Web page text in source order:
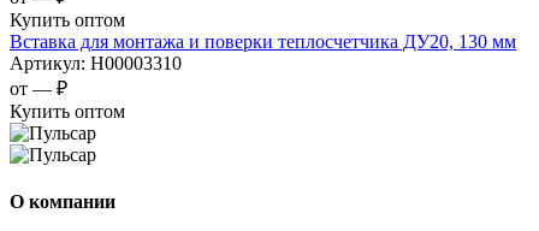
Купить оптом
Вставка для монтажа и поверки теплосчетчика ДУ20, 130 мм
Артикул: Н00003310
от — ₽
Купить оптом
О компании